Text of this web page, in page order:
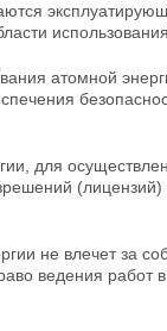
атомной
для
(лицензий)
не влечет за
ведения работ